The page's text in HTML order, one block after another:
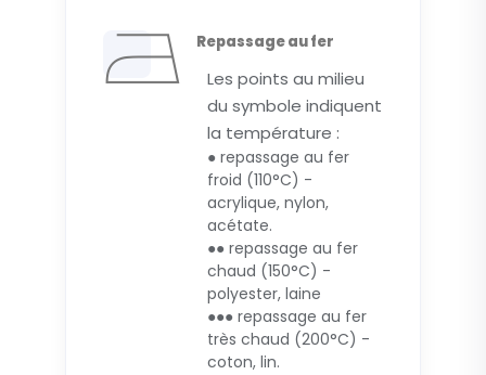
Repassage au fer
Les points au milieu
du symbole indiquent
la température :
● repassage au fer
froid (110°C) -
acrylique, nylon,
acétate.
●● repassage au fer
chaud (150°C) -
polyester, laine
●●● repassage au fer
très chaud (200°C) -
coton, lin.